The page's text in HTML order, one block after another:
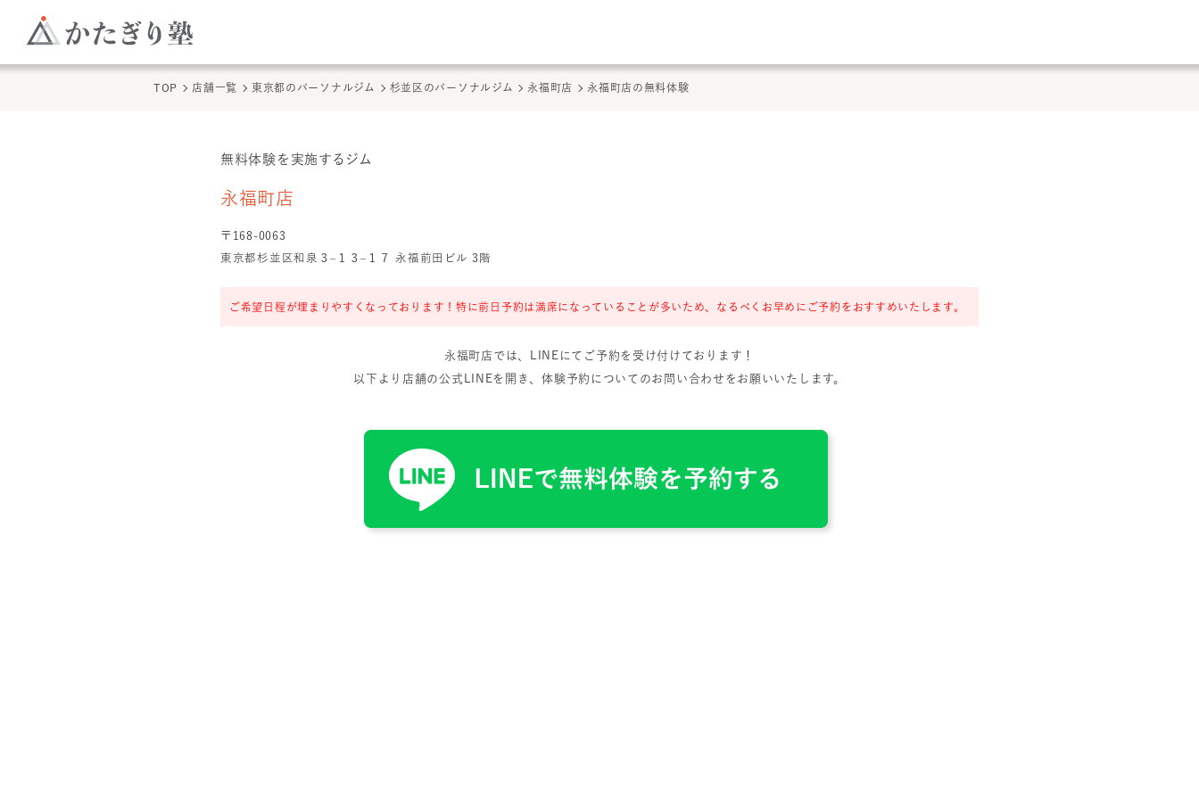
TOP 店舗一覧 東京都のパーソナルジム 杉並区のパーソナルジム 永福町店 永福町店の無料体験
無料体験を実施するジム
永福町店 の無料体験
永福町店
〒 168-0063
東京都杉並区和泉３–１３–１７ 永福前田ビル 3階
ご希望日程が埋まりやすくなっております！特に前日予約は満席になっていることが多いため、なるべくお早めにご予約をおすすめいたします。
永福町店 では、LINEにてご予約を受け付けております！
以下より店舗の公式LINEを開き、体験予約についてのお問い合わせをお願いいたします。